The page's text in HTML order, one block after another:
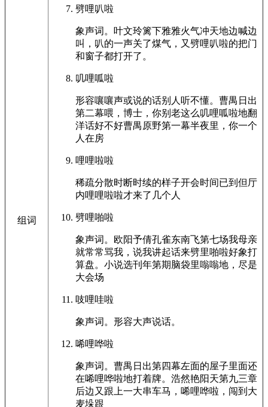
组词
劈哩叭啦
象声词。叶文玲篱下雅雅火气冲天地边喊边
叫，叭的一声关了煤气，又劈哩叭啦的把门
和窗子都打开了。
叽哩呱啦
形容嚷嚷声或说的话别人听不懂。曹禺日出
第二幕喂，博士，你别老这么叽哩呱啦地翻
洋话好不好曹禺原野第一幕半夜里，你一个
人在房
哩哩啦啦
稀疏分散时断时续的样子开会时间已到但厅
内哩哩啦啦才来了几个人
劈哩啪啦
象声词。欧阳予倩孔雀东南飞第七场我母亲
就常常骂我，说我讲起话来劈里啪啦好象打
算盘。小说选刊年第期脑袋里嗡嗡地，尽是
大会场
吱哩哇啦
象声词。形容大声说话。
唏哩哗啦
象声词。曹禺日出第四幕左面的屋子里面还
在唏哩哗啦地打着牌。浩然艳阳天第九三章
后边又跟上一大串车马，唏哩哗啦，闯到大
麦垛跟